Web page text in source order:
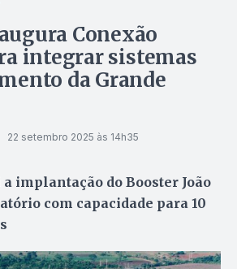
Conexão
integrar sistemas
da Grande
22 setembro 2025 às 14h35
implantação do Booster João
com capacidade para 10